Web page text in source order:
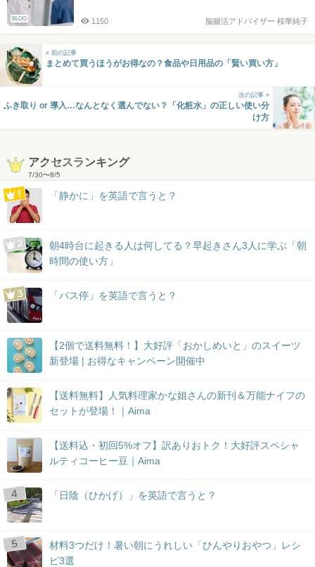
BLOG 脳腸活アドバイザー 桜華純子
1150
« 前の記事
まとめて買うほうがお得なの？食品や日用品の「賢い買い方」
次の記事 »
ふき取り or 導入…なんとなく選んでない？「化粧水」の正しい使い分
け方
アクセスランキング
7/30〜8/5
「静かに」を英語で言うと？
朝4時台に起きる人は何してる？早起きさん3人に学ぶ「朝
時間の使い方」
「バス停」を英語で言うと？
【2個で送料無料！】大好評「おかしめいと」のスイーツ
新登場 | お得なキャンペーン開催中
【送料無料】人気料理家かな姐さんの新刊＆万能ナイフの
セットが登場！｜Aima
【送料込・初回5%オフ】訳ありおトク！大好評スペシャ
ルティコーヒー豆｜Aima
「日陰（ひかげ）」を英語で言うと？
材料3つだけ！暑い朝にうれしい「ひんやりおやつ」レシ
ピ3選